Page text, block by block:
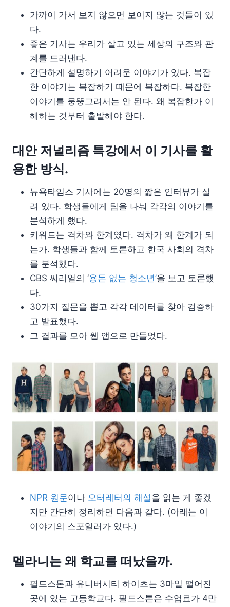
가까이 가서 보지 않으면 보이지 않는 것들이 있
다.
좋은 기사는 우리가 살고 있는 세상의 구조와 관
계를 드러낸다.
간단하게 설명하기 어려운 이야기가 있다. 복잡
한 이야기는 복잡하기 때문에 복잡하다. 복잡한
이야기를 뭉뚱그려서는 안 된다. 왜 복잡한가 이
해하는 것부터 출발해야 한다.
대안 저널리즘 특강에서 이 기사를 활
용한 방식.
뉴욕타임스 기사에는 20명의 짧은 인터뷰가 실
려 있다. 학생들에게 팀을 나눠 각각의 이야기를
분석하게 했다.
키워드는 격차와 한계였다. 격차가 왜 한계가 되
는가. 학생들과 함께 토론하고 한국 사회의 격차
를 분석했다.
CBS 씨리얼의 ‘용돈 없는 청소년’을 보고 토론했
다.
30가지 질문을 뽑고 각각 데이터를 찾아 검증하
고 발표했다.
그 결과를 모아 웹 앱으로 만들었다.
NPR 원문이나 오터레터의 해설 을 읽는 게 좋겠
지만 간단히 정리하면 다음과 같다. (아래는 이
이야기의 스포일러가 있다.)
멜라니는 왜 학교를 떠났을까.
필드스톤과 유니버시티 하이츠는 3마일 떨어진
곳에 있는 고등학교다. 필드스톤은 수업료가 4만